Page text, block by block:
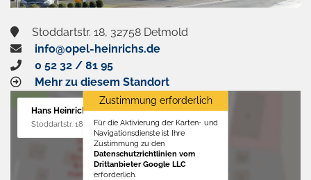
Stoddartstr. 18, 32758 Detmold
info@opel-heinrichs.de
0 52 32 / 81 95
Mehr zu diesem Standort
Hans Heinrichs GmbH
Stoddartstr. 18, 32758 Detmold
Zustimmung erforderlich
Für die Aktivierung der Karten- und
Navigationsdienste ist Ihre
Zustimmung zu den
Datenschutzrichtlinien vom
Drittanbieter Google LLC
erforderlich.